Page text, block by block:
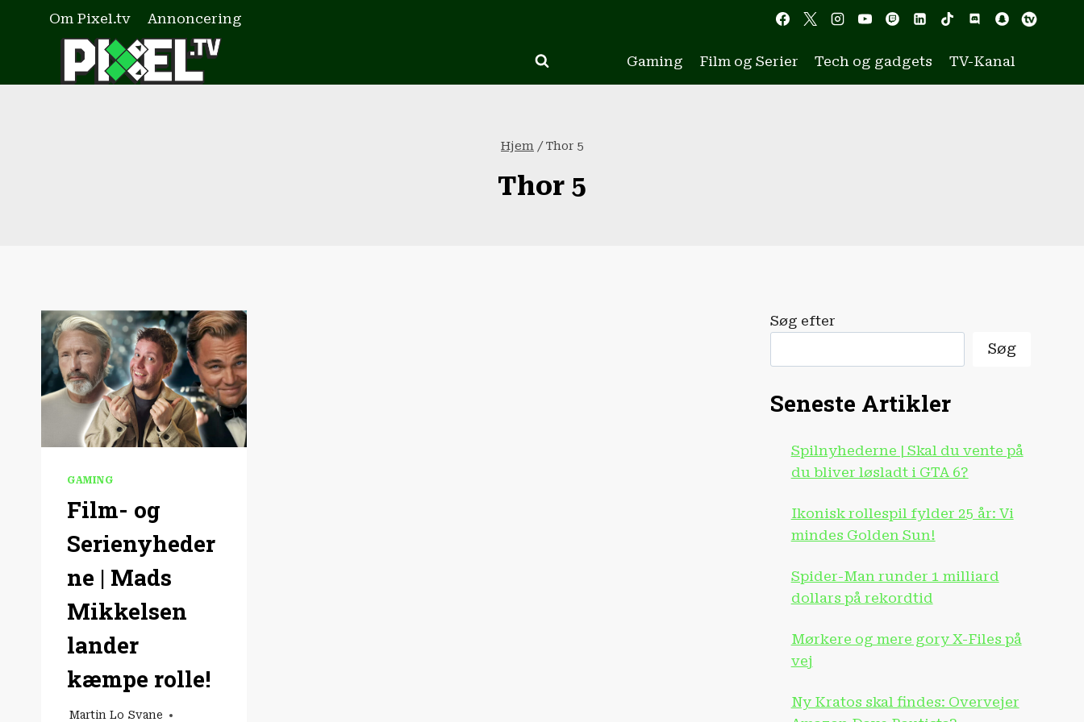
Fortsæt
Om Pixel.tv Annoncering
Gaming Film og Serier Tech og gadgets TV-Kanal
Hjem / Thor 5
Thor 5
GAMING
Film- og
Serienyheder
ne | Mads
Mikkelsen
lander
kæmpe rolle!
Martin Lo Svane
Søg efter
Søg
Seneste Artikler
Spilnyhederne | Skal du vente på
du bliver løsladt i GTA 6?
Ikonisk rollespil fylder 25 år: Vi
mindes Golden Sun!
Spider-Man runder 1 milliard
dollars på rekordtid
Mørkere og mere gory X-Files på
vej
Ny Kratos skal findes: Overvejer